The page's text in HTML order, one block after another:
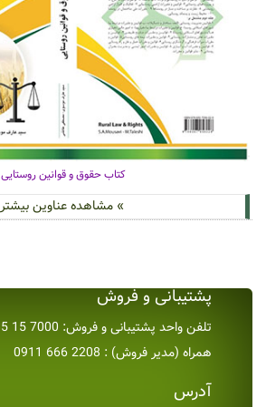
کتاب حقوق و قوانین روستایی
» مشاهده عناوین بیشتر
پشتیبانی و فروش
تلفن واحد پشتیبانی و فروش: 7000 15 35 011 داخلی 3
همراه (مدیر فروش) : 2208 666 0911
آدرس